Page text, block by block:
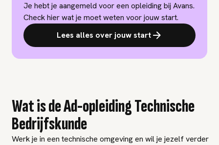
Je hebt je aangemeld voor een opleiding bij Avans.
Check hier wat je moet weten voor jouw start.
Lees alles over jouw start
Wat is de Ad-opleiding Technische
Bedrijfskunde
Werk je in een technische omgeving en wil je jezelf verder